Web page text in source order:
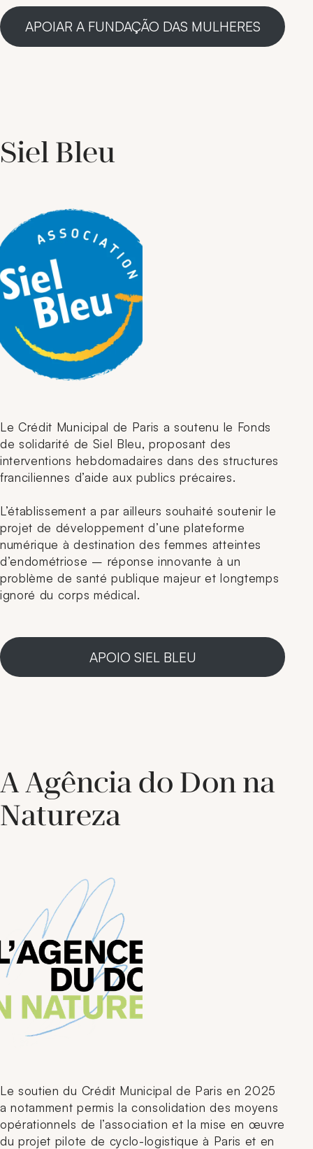
APOIAR A FUNDAÇÃO DAS MULHERES
Siel Bleu
Le Crédit Municipal de Paris a soutenu le Fonds
de solidarité de Siel Bleu, proposant des
interventions hebdomadaires dans des structures
franciliennes d’aide aux publics précaires.
L’établissement a par ailleurs souhaité soutenir le
projet de développement d’une plateforme
numérique à destination des femmes atteintes
d’endométriose – réponse innovante à un
problème de santé publique majeur et longtemps
ignoré du corps médical.
APOIO SIEL BLEU
A Agência do Don na
Natureza
Le soutien du Crédit Municipal de Paris en 2025
a notamment permis la consolidation des moyens
opérationnels de l’association et la mise en œuvre
du projet pilote de cyclo-logistique à Paris et en